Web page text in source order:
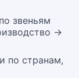
звеньям
→
по странам,